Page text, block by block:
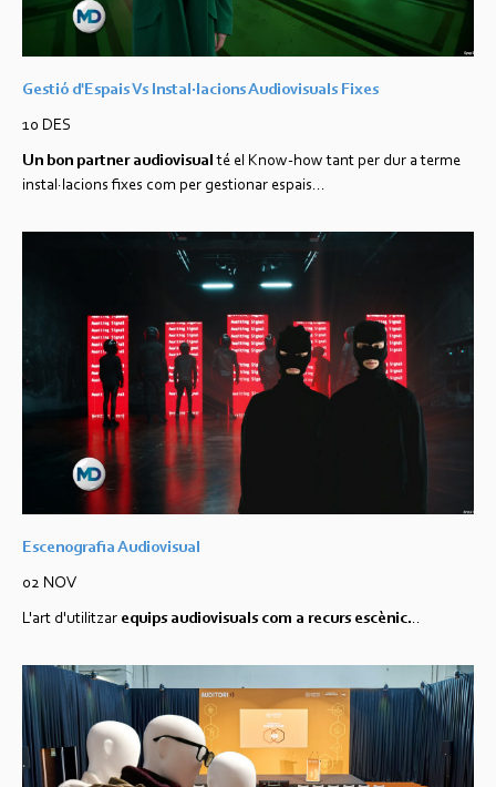
Gestió d'Espais Vs Instal·lacions Audiovisuals Fixes
10 DES
Un bon partneraudiovisual té el Know-howtant per dur aterme
instal·lacions fixes com per gestionar espais...
Escenografia Audiovisual
02 NOV
L'art d'utilitzar equips audiovisuals com a recurs escènic...